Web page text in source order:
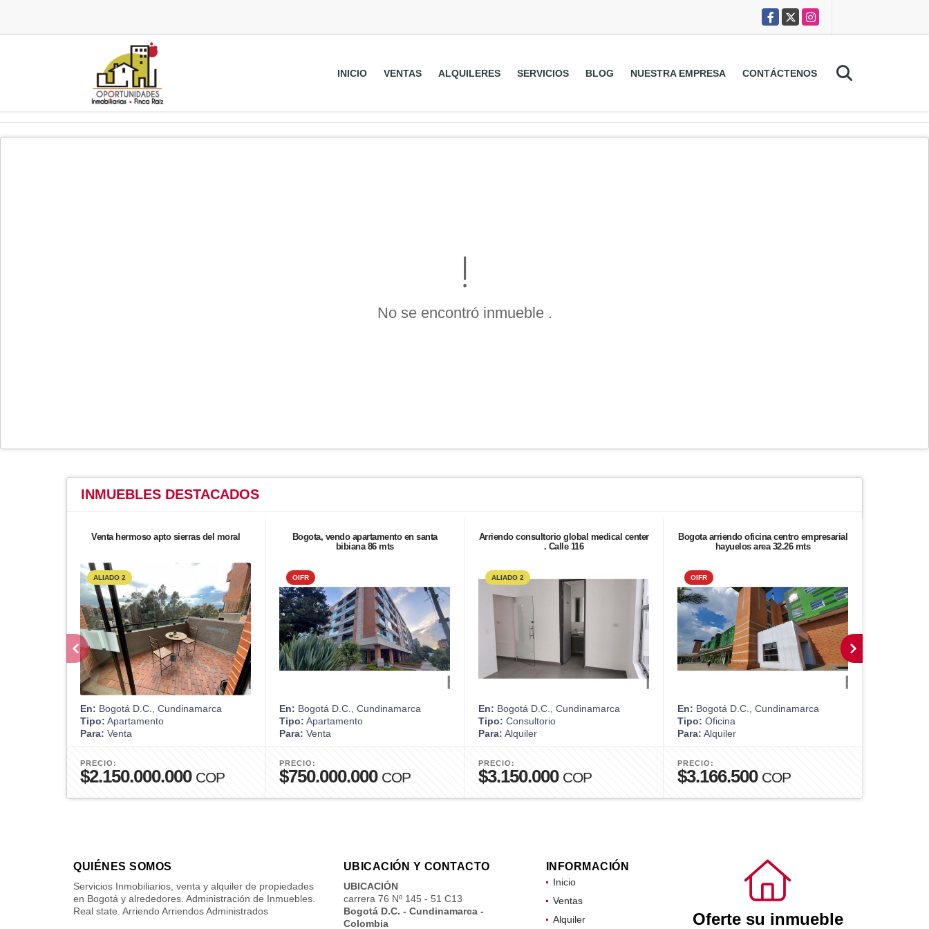
Facebook
X Instagram
INICIO VENTAS ALQUILERES SERVICIOS BLOG NUESTRA EMPRESA CONTÁCTENOS
No se encontró inmueble .
INMUEBLES DESTACADOS
Venta hermoso apto sierras del moral
ALIADO 2
En: Bogotá D.C., Cundinamarca
Tipo: Apartamento
Para: Venta
PRECIO:
$2.150.000.000 COP
Bogota, vendo apartamento en santa
bibiana 86 mts
OIFR
En: Bogotá D.C., Cundinamarca
Tipo: Apartamento
Para: Venta
PRECIO:
$750.000.000 COP
Arriendo consultorio global medical center
. Calle 116
ALIADO 2
En: Bogotá D.C., Cundinamarca
Tipo: Consultorio
Para: Alquiler
PRECIO:
$3.150.000 COP
Bogota arriendo oficina centro empresarial
hayuelos area 32.26 mts
OIFR
En: Bogotá D.C., Cundinamarca
Tipo: Oficina
Para: Alquiler
PRECIO:
$3.166.500 COP
QUIÉNES SOMOS
Servicios Inmobiliarios, venta y alquiler de propiedades
en Bogotá y alrededores. Administración de Inmuebles.
Real state. Arriendo Arriendos Administrados
UBICACIÓN Y CONTACTO
UBICACIÓN
carrera 76 Nº 145 - 51 C13
Bogotá D.C. - Cundinamarca -
Colombia
INFORMACIÓN
Inicio
Ventas
Alquiler
Oferte su inmueble